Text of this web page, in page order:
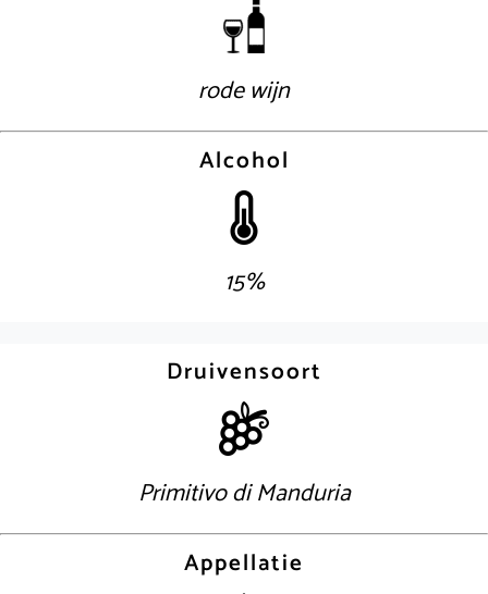
rode wijn
Alcohol
15%
Druivensoort
Primitivo di Manduria
Appellatie